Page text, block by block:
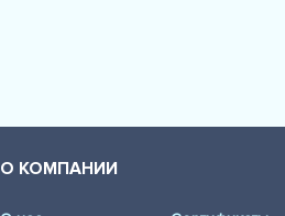
О КОМПАНИИ